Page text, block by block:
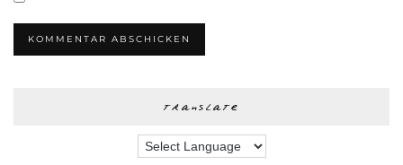
translate